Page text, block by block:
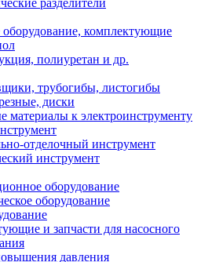
разделители
оборудование, комплектующие
полиуретан и др.
трубогибы, листогибы
диски
материалы к электроинструменту
отделочный инструмент
инструмент
оборудование
оборудование
и запчасти для насосного
давления